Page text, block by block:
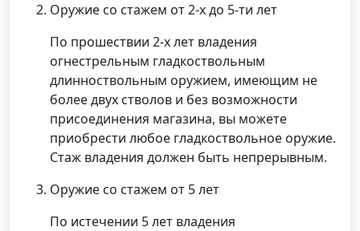
Оружие со стажем от 2-х до 5-ти лет
По прошествии 2-х лет владения
огнестрельным гладкоствольным
длинноствольным оружием, имеющим не
более двух стволов и без возможности
присоединения магазина, вы можете
приобрести любое гладкоствольное оружие.
Стаж владения должен быть непрерывным.
Оружие со стажем от 5 лет
По истечении 5 лет владения